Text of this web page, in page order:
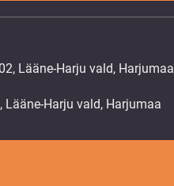
Lääne-Harju vald, Harjumaa